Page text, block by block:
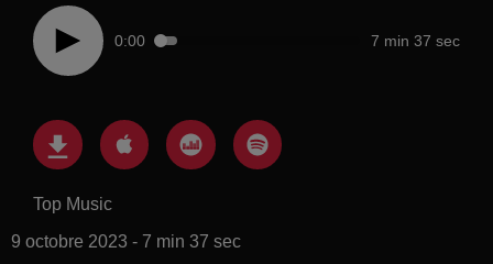
0:00 7 min 37 sec
Top Music
9 octobre 2023 - 7 min 37 sec